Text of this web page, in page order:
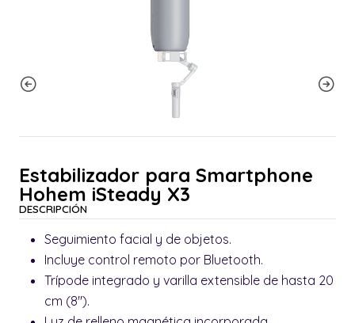
Estabilizador para Smartphone
Hohem iSteady X3
DESCRIPCIÓN
Seguimiento facial y de objetos.
Incluye control remoto por Bluetooth.
Trípode integrado y varilla extensible de hasta 20
cm (8").